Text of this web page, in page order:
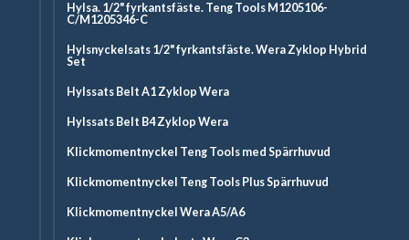
Hylsa. 1/2" fyrkantsfäste. Teng Tools M1205106-
C/M1205346-C
Hylsnyckelsats 1/2" fyrkantsfäste. Wera Zyklop Hybrid
Set
Hylssats Belt A1 Zyklop Wera
Hylssats Belt B4 Zyklop Wera
Klickmomentnyckel Teng Tools med Spärrhuvud
Klickmomentnyckel Teng Tools Plus Spärrhuvud
Klickmomentnyckel Wera A5/A6